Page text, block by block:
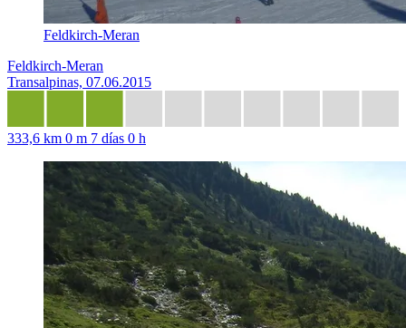
Feldkirch-Meran
Feldkirch-Meran
Transalpinas, 07.06.2015
333,6 km 0 m 7 días 0 h